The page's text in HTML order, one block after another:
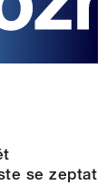
se zeptat